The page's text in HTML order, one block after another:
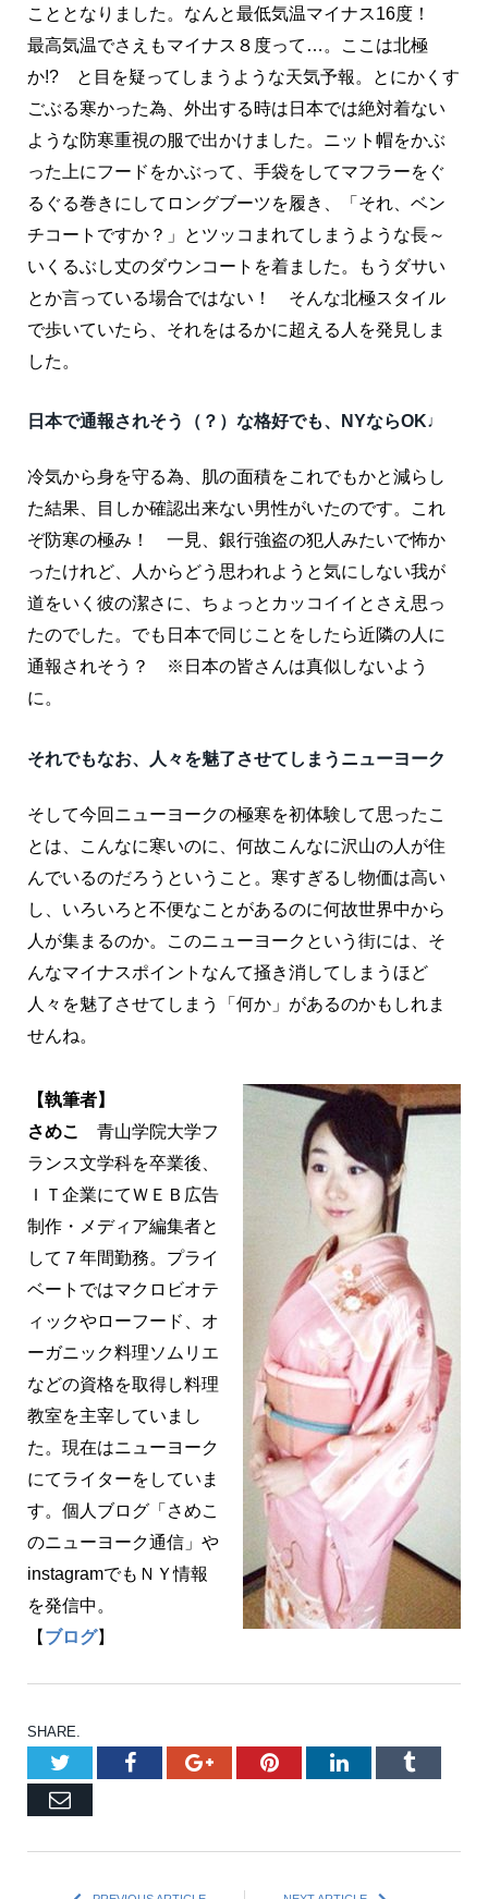
こととなりました。なんと最低気温マイナス16度！
最高気温でさえもマイナス８度って…。ここは北極
か!? と目を疑ってしまうような天気予報。とにかくす
ごぶる寒かった為、外出する時は日本では絶対着ない
ような防寒重視の服で出かけました。ニット帽をかぶ
った上にフードをかぶって、手袋をしてマフラーをぐ
るぐる巻きにしてロングブーツを履き、「それ、ベン
チコートですか？」とツッコまれてしまうような長～
いくるぶし丈のダウンコートを着ました。もうダサい
とか言っている場合ではない！ そんな北極スタイル
で歩いていたら、それをはるかに超える人を発見しま
した。
日本で通報されそう（？）な格好でも、NYならOK♩
冷気から身を守る為、肌の面積をこれでもかと減らし
た結果、目しか確認出来ない男性がいたのです。これ
ぞ防寒の極み！ 一見、銀行強盗の犯人みたいで怖か
ったけれど、人からどう思われようと気にしない我が
道をいく彼の潔さに、ちょっとカッコイイとさえ思っ
たのでした。でも日本で同じことをしたら近隣の人に
通報されそう？ ※日本の皆さんは真似しないよう
に。
それでもなお、人々を魅了させてしまうニューヨーク
そして今回ニューヨークの極寒を初体験して思ったこ
とは、こんなに寒いのに、何故こんなに沢山の人が住
んでいるのだろうということ。寒すぎるし物価は高い
し、いろいろと不便なことがあるのに何故世界中から
人が集まるのか。このニューヨークという街には、そ
んなマイナスポイントなんて掻き消してしまうほど
人々を魅了させてしまう「何か」があるのかもしれま
せんね。
【執筆者】
さめこ
青山学院大学フ
ランス文学科を卒業後、
ＩＴ企業にてＷＥＢ広告
制作・メディア編集者と
して７年間勤務。プライ
ベートではマクロビオテ
ィックやローフード、オ
ーガニック料理ソムリエ
などの資格を取得し料理
教室を主宰していまし
た。現在はニューヨーク
にてライターをしていま
す。個人ブログ「さめこ
のニューヨーク通信」や
instagramでもＮＹ情報
を発信中。
【 ブログ】
SHARE.
TwitterFacebookGoogle+PinterestLinkedInTumblr
Email